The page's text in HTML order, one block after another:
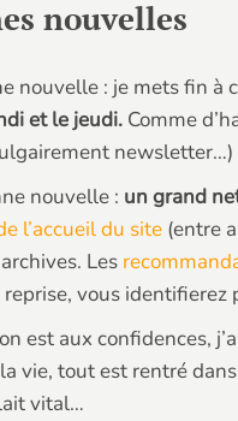
nouvelles
nouvelle : je mets fin à
et le jeudi. Comme
newsletter…)
nouvelle : un grand
l’accueil du site (entre
Les
vous
est aux confidences,
vie, tout est rentré
vital…